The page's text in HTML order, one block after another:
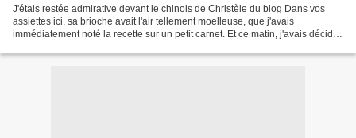
J'étais restée admirative devant le chinois de Christèle du blog Dans vos
assiettes ici, sa brioche avait l'air tellement moelleuse, que j'avais
immédiatement noté la recette sur un petit carnet. Et ce matin, j'avais décidé